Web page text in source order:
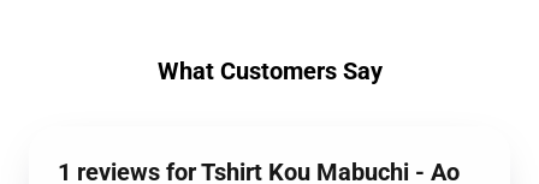
What Customers Say
1 reviews for Tshirt Kou Mabuchi - Ao